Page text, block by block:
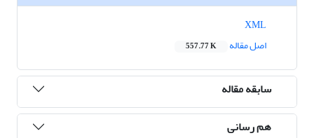
اصل مقاله
557.77 K
سابقه مقاله
هم رسانی